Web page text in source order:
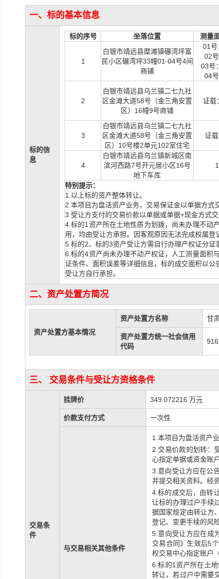
一、标的基本信息
标的信
息
标的序号 坐落位置 测量
1
白银市靖远县糜滩镇碾湾坪富
民小区碾湾坪33幢01-04号4间
商铺
01号
02
03号
04
2
白银市靖远县乌兰镇二七九社
区金滩大道58号（金三角安置
区）16幢9号商铺
证载
3
白银市靖远县乌兰镇二七九社
区金滩大道58号（金三角安置
区）10号楼2单元102室住宅
证
4
白银市靖远县乌兰镇新城区南
滨河西路7号开元居小区16号
地下车库
特别提示：
1.以上标的资产整体转让。
2.本项目为盘活资产业务，交易保证金以单据方式
3.受让方支付的交易价款以单据或单据+现金方式
4.标的1资产所在土地性质为划拨， 尚未办理不动
用，均由受让方承担。因客观原因无法完成权属
5.标的2、标的3资产受让方需自行办理产权证分证
6.标的4资产尚未办理不动产权证，人工测量面积
证条件、面积误差等详细信息，标的成交面积以
受让方自行承担。
二、资产处置方简况
资产处置方基本情况
资产处置方名称 甘
资产处置方统一社会信用
代码
三、 交易条件与受让方资格条件
交易条
件
挂牌价 349.072216 万元
价款支付方式 一次性
与交易相关其他条件
1.本项目为盘活资产
2.交易价款的划转：
心指定单据或资金账
3.意向受让方应在公
并提交相关资料。经
4.标的成交后，由转
让标的办理过户手续
据国家规定由转让方
登记、变更手续的风
5.意向受让方应在成
交易合同》生效后5
权交易中心指定账户
6.标的1资产所在土
转让，若过户中需要